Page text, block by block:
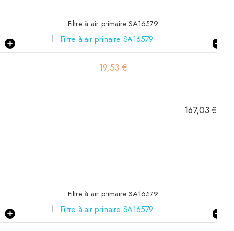
Filtre hydraulique SH66378
44,01 €
167,03 €
Filtre hydraulique SH66378